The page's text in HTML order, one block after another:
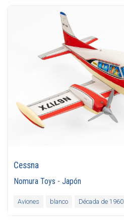
Cessna
Nomura Toys -Japón
Aviones blanco Década de 1960